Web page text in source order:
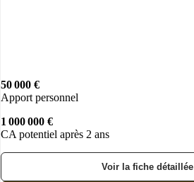
50 000 €
Apport personnel
1 000 000 €
CA potentiel après 2 ans
Voir la fiche détaillée